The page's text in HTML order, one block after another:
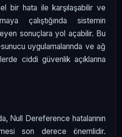
bir hata ile karşılaşabilir ve
çalıştığında sistemin
sonuçlara yol açabilir. Bu
uygulamalarında ve ağ
ciddi güvenlik açıklarına
Null Dereference hatalarının
son derece önemlidir.